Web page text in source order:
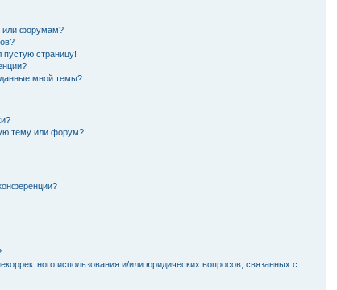
или форумам?
пустую страницу!
мной темы?
тему или форум?
использования и/или юридических вопросов, связанных с